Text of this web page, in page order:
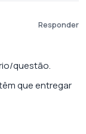
Responder
questão.
que entregar